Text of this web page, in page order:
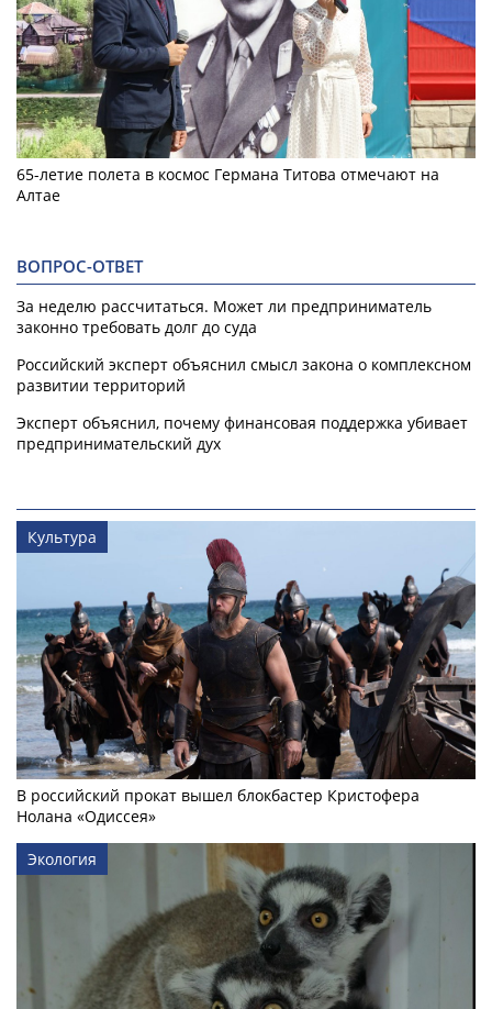
65-летие полета в космос Германа Титова отмечают на
Алтае
ВОПРОС-ОТВЕТ
За неделю рассчитаться. Может ли предприниматель
законно требовать долг до суда
Российский эксперт объяснил смысл закона о комплексном
развитии территорий
Эксперт объяснил, почему финансовая поддержка убивает
предпринимательский дух
Культура
В российский прокат вышел блокбастер Кристофера
Нолана «Одиссея»
Экология